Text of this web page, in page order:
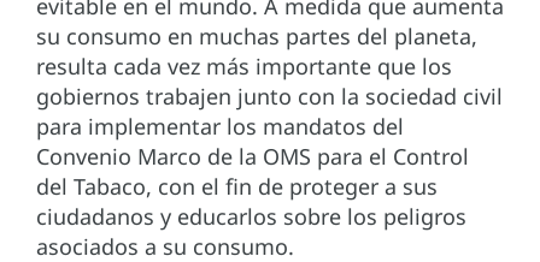
su consumo en muchas partes del planeta,
resulta cada vez más importante que los
gobiernos trabajen junto con la sociedad civil
para implementar los mandatos del
Convenio Marco de la OMS para el Control
del Tabaco, con el fin de proteger a sus
ciudadanos y educarlos sobre los peligros
asociados a su consumo.